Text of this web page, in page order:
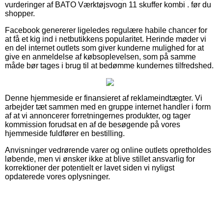
vurderinger af BATO Værktøjsvogn 11 skuffer kombi . før du
shopper.
Facebook genererer ligeledes regulære habile chancer for
at få et kig ind i netbutikkens popularitet. Herinde møder vi
en del internet outlets som giver kunderne mulighed for at
give en anmeldelse af købsoplevelsen, som på samme
måde bør tages i brug til at bedømme kundernes tilfredshed.
Denne hjemmeside er finansieret af reklameindtægter. Vi
arbejder tæt sammen med en gruppe internet handler i form
af at vi annoncerer forretningernes produkter, og tager
kommission forudsat en af de besøgende på vores
hjemmeside fuldfører en bestilling.
Anvisninger vedrørende varer og online outlets opretholdes
løbende, men vi ønsker ikke at blive stillet ansvarlig for
korrektioner der potentielt er lavet siden vi nyligst
opdaterede vores oplysninger.